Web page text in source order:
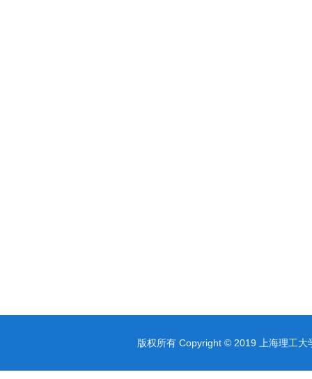
版权所有 Copyright © 2019 上海理工